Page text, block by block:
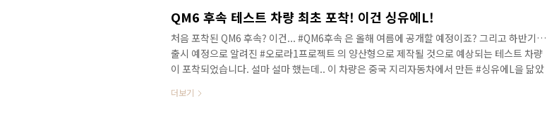
QM6 후속 테스트 차량 최초 포착! 이건 싱유에L!
처음 포착된 QM6 후속? 이건... #QM6후속 은 올해 여름에 공개할 예정이죠? 그리고 하반기에
출시 예정으로 알려진 #오로라1프로젝트 의 양산형으로 제작될 것으로 예상되는 테스트 차량
이 포착되었습니다. 설마 설마 했는데.. 이 차량은 중국 지리자동차에서 만든 #싱유에L을 닮았
도로에서 포착된 것은 이번에 처음인데, 함께 체크해 보시죠! 네이버 남차카페 ‘대구ll마데바’
더보기